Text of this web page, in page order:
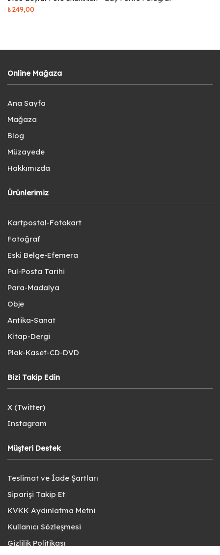
₺249,00
Online Mağaza
Ana Sayfa
Mağaza
Blog
Müzayede
Hakkımızda
Ürünlerimiz
Kartpostal-Fotokart
Fotoğraf
Eski Belge-Efemera
Pul-Posta Tarihi
Para-Madalya
Obje
Antika-Sanat
Kitap-Dergi
Plak-Kaset-CD-DVD
Bizi Takip Edin
X (Twitter)
Instagram
Müşteri Destek
Teslimat ve İade Şartları
Siparişi Takip Et
KVKK Aydınlatma Metni
Kullanıcı Sözleşmesi
Gizlilik Politikası